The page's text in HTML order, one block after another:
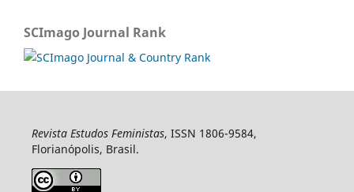
SCImago Journal Rank
Revista Estudos Feministas, ISSN 1806-9584,
Florianópolis, Brasil.